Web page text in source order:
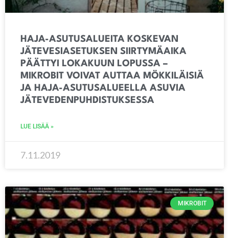
HAJA-ASUTUSALUEITA KOSKEVAN
JÄTEVESIASETUKSEN SIIRTYMÄAIKA
PÄÄTTYI LOKAKUUN LOPUSSA –
MIKROBIT VOIVAT AUTTAA MÖKKILÄISIÄ
JA HAJA-ASUTUSALUEELLA ASUVIA
JÄTEVEDENPUHDISTUKSESSA
LUE LISÄÄ »
7.11.2019
MIKROBIT